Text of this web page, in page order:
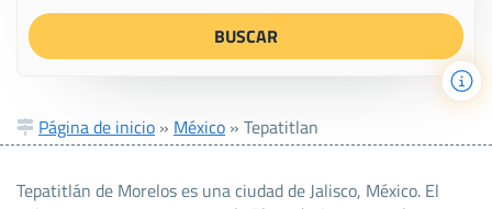
Página de inicio » México » Tepatitlan
Tepatitlán de Morelos es una ciudad de Jalisco, México. El